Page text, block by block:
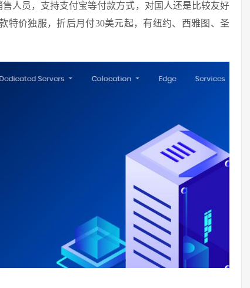
人员，支持支付宝等付款方式，对国人还是比较友好
特价独服，折后月付30美元起，有纽约、西雅图、圣